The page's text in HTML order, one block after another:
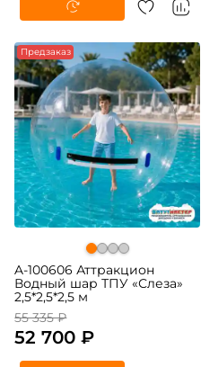
-5% Предзаказ
A-100606 Аттракцион
Водный шар ТПУ «Слеза»
2,5*2,5*2,5 м
55 335 ₽
52 700 ₽